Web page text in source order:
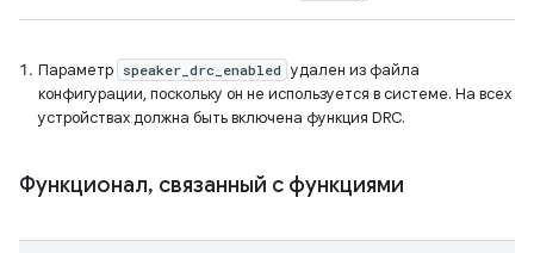
Параметр speaker_drc_enabled удален из файла
конфигурации, поскольку он не используется в системе. На всех
устройствах должна быть включена функция DRC.
Функционал, связанный с функциями